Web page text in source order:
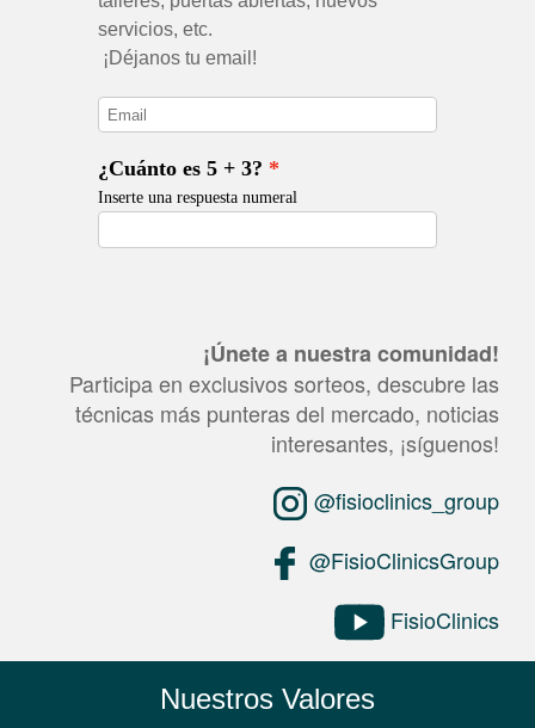
¡Únete a nuestra comunidad!
Participa en exclusivos sorteos, descubre las
técnicas más punteras del mercado, noticias
interesantes, ¡síguenos!
@fisioclinics_group
@FisioClinicsGroup
FisioClinics
Nuestros Valores